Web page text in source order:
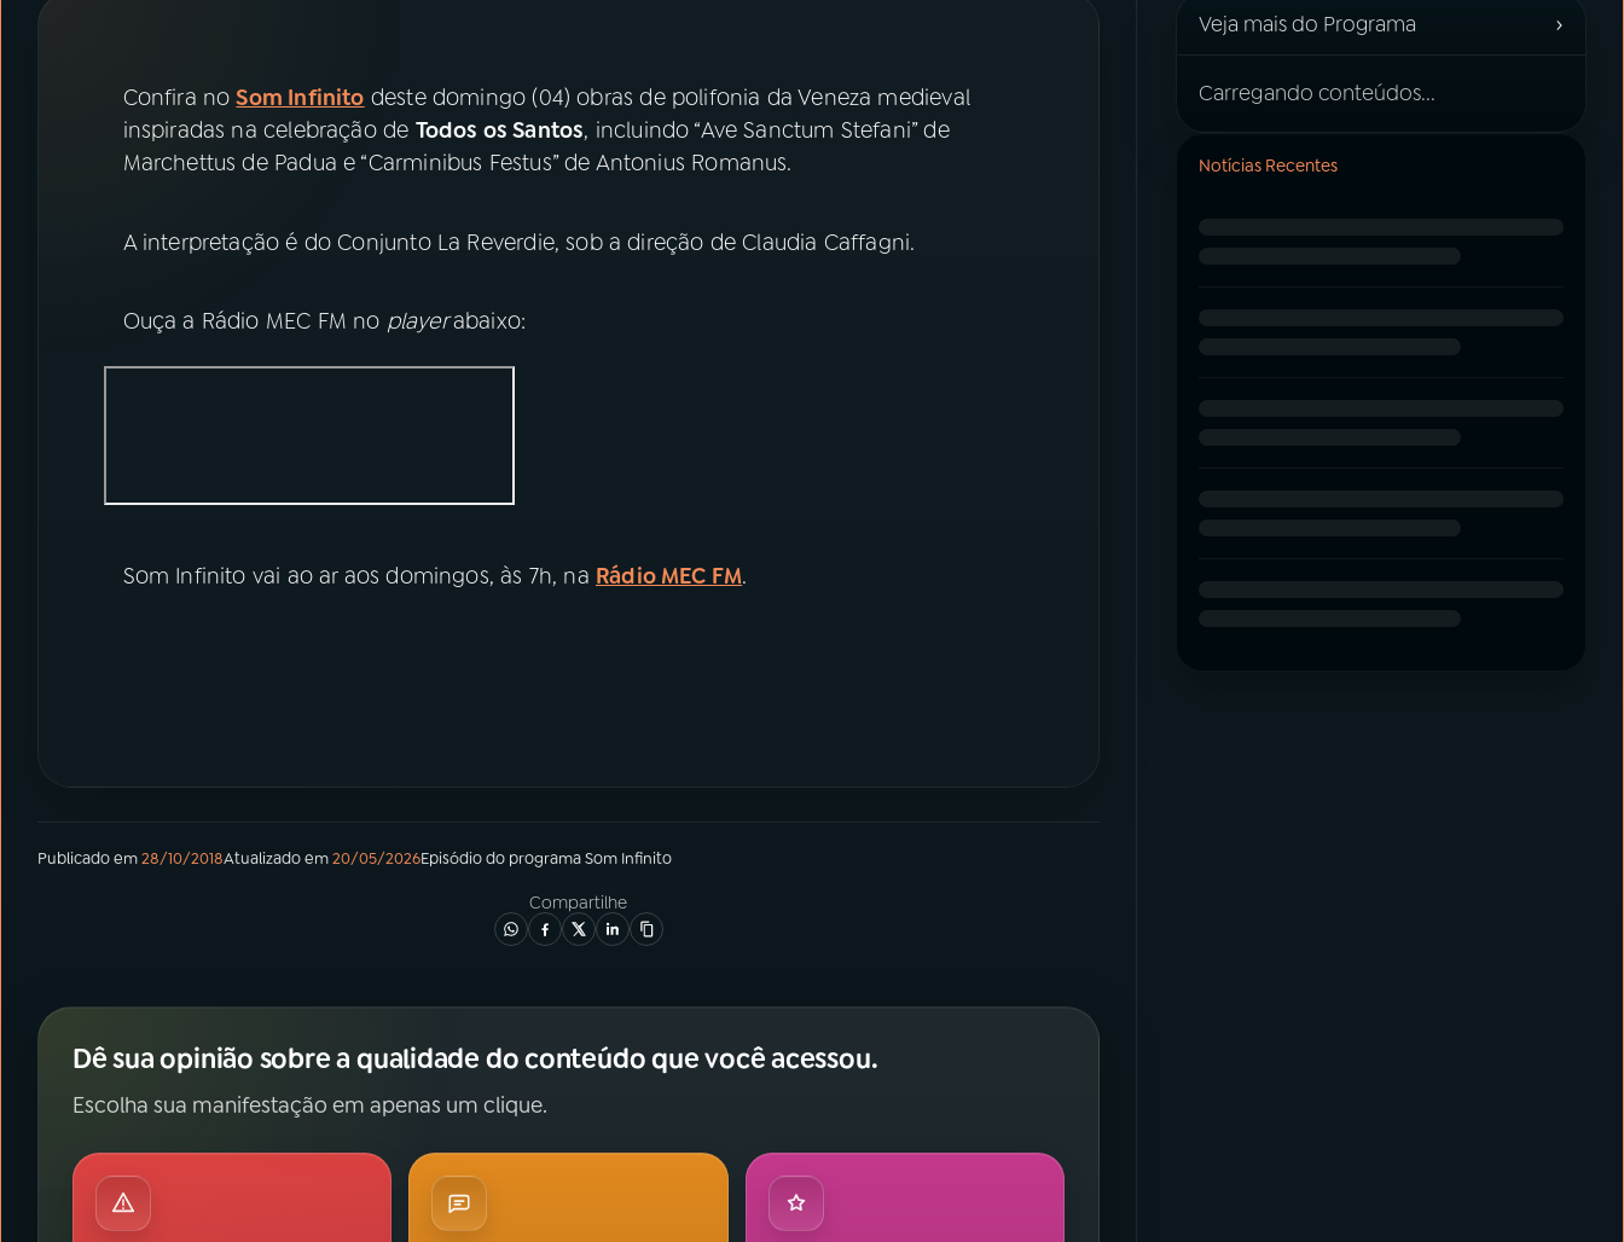
PRÊMIO RÁDIO MEC
ACOMPANHE A RÁDIO MEC
Confira noSom Infinito deste domingo (04) obras de polifonia da Veneza medieval
inspiradas na celebração de Todos os Santos, incluindo “Ave Sanctum Stefani” de
Marchettus de Padua e “Carminibus Festus” de Antonius Romanus.
A interpretação é do Conjunto La Reverdie, sob a direção de Claudia Caffagni.
Ouça a Rádio MEC FM no playerabaixo:
Som Infinito vai ao ar aos domingos, às 7h, na Rádio MEC FM.
Publicado em28/10/2018Atualizado em20/05/2026Episódiodo programaSom Infinito
Compartilhe
Dê sua opinião sobre a qualidade do conteúdo que você acessou.
Escolha sua manifestação em apenas um clique.
Veja mais do Programa ›
Carregando conteúdos...
Notícias Recentes